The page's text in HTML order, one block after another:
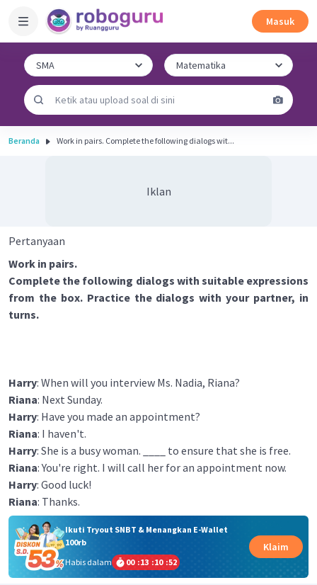
Masuk
Beranda Work in pairs. Complete the following dialogs wit...
Iklan
Pertanyaan
Work in pairs.
Complete the following dialogs with suitable expressions
from the box. Practice the dialogs with your partner, in
turns.
Harry: When will you interview Ms. Nadia, Riana?
Riana: Next Sunday.
Harry: Have you made an appointment?
Riana: I haven't.
Harry: She is a busy woman. ____ to ensure that she is free.
Riana: You're right. I will call her for an appointment now.
Harry: Good luck!
Riana: Thanks.
Ikuti Tryout SNBT & Menangkan E-Wallet
100rb
Habis dalam
00 :13 :10 :52
Klaim